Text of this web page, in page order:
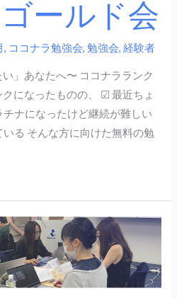
ールド会
, ココナラ勉強会,勉強会,経験者
」あなたへ〜 ココナラランク
になったものの、 ☑ 最近ちょ
ナになったけど継続が難しい
る そんな方に向けた無料の勉